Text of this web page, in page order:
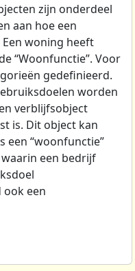
zijn onderdeel
aan hoe een
woning heeft
“Woonfunctie”. Voor
gedefinieerd.
worden
verblijfsobject
is. Dit object kan
een “woonfunctie”
een bedrijf
ook een